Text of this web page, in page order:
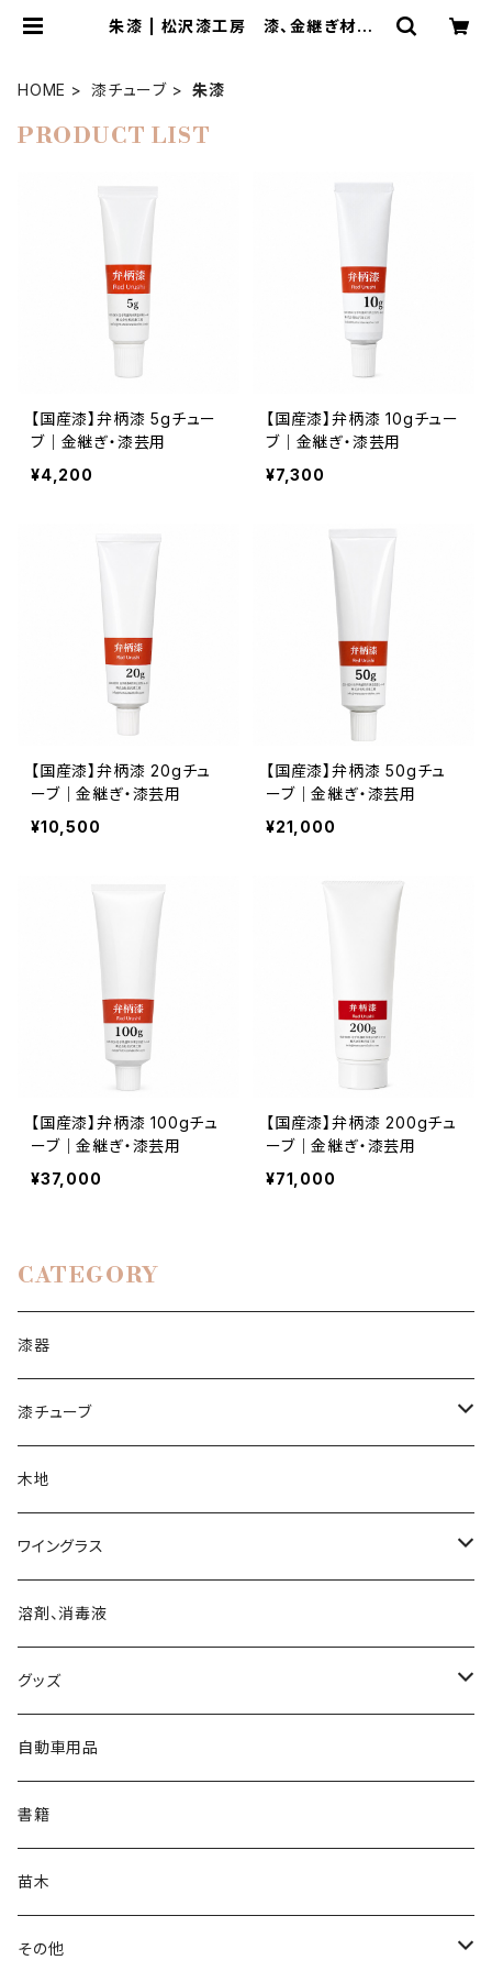
朱漆 | 松沢漆工房 漆、金継ぎ材料、
HOME 漆チューブ 朱漆
PRODUCT LIST
【国産漆】弁柄漆 5gチュー
ブ｜金継ぎ・漆芸用
¥4,200
【国産漆】弁柄漆 10gチュー
ブ｜金継ぎ・漆芸用
¥7,300
【国産漆】弁柄漆 20gチュ
ーブ｜金継ぎ・漆芸用
¥10,500
【国産漆】弁柄漆 50gチュ
ーブ｜金継ぎ・漆芸用
¥21,000
【国産漆】弁柄漆 100gチュ
ーブ｜金継ぎ・漆芸用
¥37,000
【国産漆】弁柄漆 200gチュ
ーブ｜金継ぎ・漆芸用
¥71,000
CATEGORY
漆器
漆チューブ
生漆
透漆
黒呂色漆
朱漆
白漆
木地
ワイングラス
ワイングラス
溶剤、消毒液
グッズ
マスク
バッジ
バッグ
ステンレスボトル
自動車用品
書籍
苗木
その他